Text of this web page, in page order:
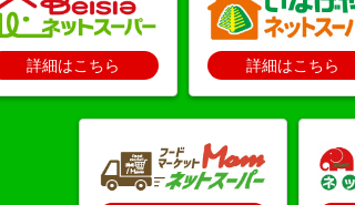
詳細はこちら 詳細はこちら